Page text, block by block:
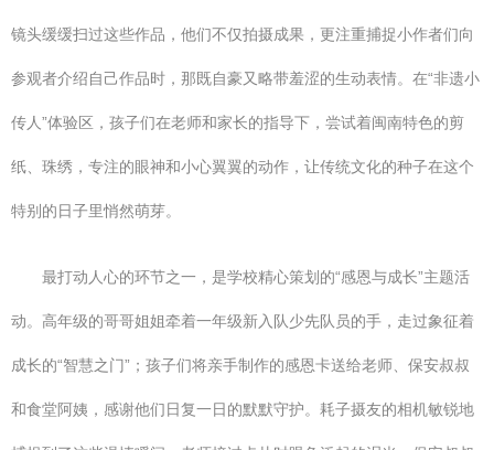
镜头缓缓扫过这些作品，他们不仅拍摄成果，更注重捕捉小作者们向
参观者介绍自己作品时，那既自豪又略带羞涩的生动表情。在“非遗小
传人”体验区，孩子们在老师和家长的指导下，尝试着闽南特色的剪
纸、珠绣，专注的眼神和小心翼翼的动作，让传统文化的种子在这个
特别的日子里悄然萌芽。
最打动人心的环节之一，是学校精心策划的“感恩与成长”主题活
动。高年级的哥哥姐姐牵着一年级新入队少先队员的手，走过象征着
成长的“智慧之门”；孩子们将亲手制作的感恩卡送给老师、保安叔叔
和食堂阿姨，感谢他们日复一日的默默守护。耗子摄友的相机敏锐地